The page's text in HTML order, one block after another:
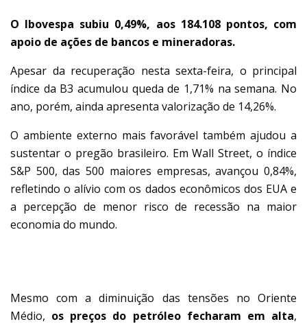
O Ibovespa subiu 0,49%, aos 184.108 pontos, com
apoio de ações de bancos e mineradoras.
Apesar da recuperação nesta sexta-feira, o principal
índice da B3 acumulou queda de 1,71% na semana. No
ano, porém, ainda apresenta valorização de 14,26%.
O ambiente externo mais favorável também ajudou a
sustentar o pregão brasileiro. Em Wall Street, o índice
S&P 500, das 500 maiores empresas, avançou 0,84%,
refletindo o alívio com os dados econômicos dos EUA e
a percepção de menor risco de recessão na maior
economia do mundo.
Mesmo com a diminuição das tensões no Oriente
Médio, os preços do petróleo fecharam em alta,